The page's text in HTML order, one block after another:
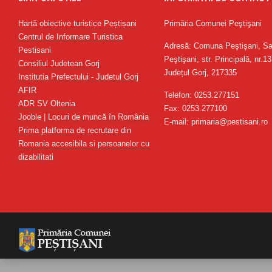
Hartă obiective turistice Peștișani
Centrul de Informare Turistica
Pestisani
Consiliul Judetean Gorj
Institutia Prefectului - Judetul Gorj
AFIR
ADR SV Oltenia
Jooble | Locuri de muncă în România
Prima platforma de recrutare din
Romania accesibila si persoanelor cu
dizabilitati
Primăria Comunei Peştişani
Adresă: Comuna Peştişani,
Peştişani, str. Principală,
Județul Gorj, 217335
Telefon: 0253.277151
Fax: 0253.277100
E-mail: primaria@pestisani.ro